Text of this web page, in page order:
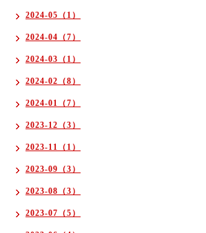
2024-05（1）
2024-04（7）
2024-03（1）
2024-02（8）
2024-01（7）
2023-12（3）
2023-11（1）
2023-09（3）
2023-08（3）
2023-07（5）